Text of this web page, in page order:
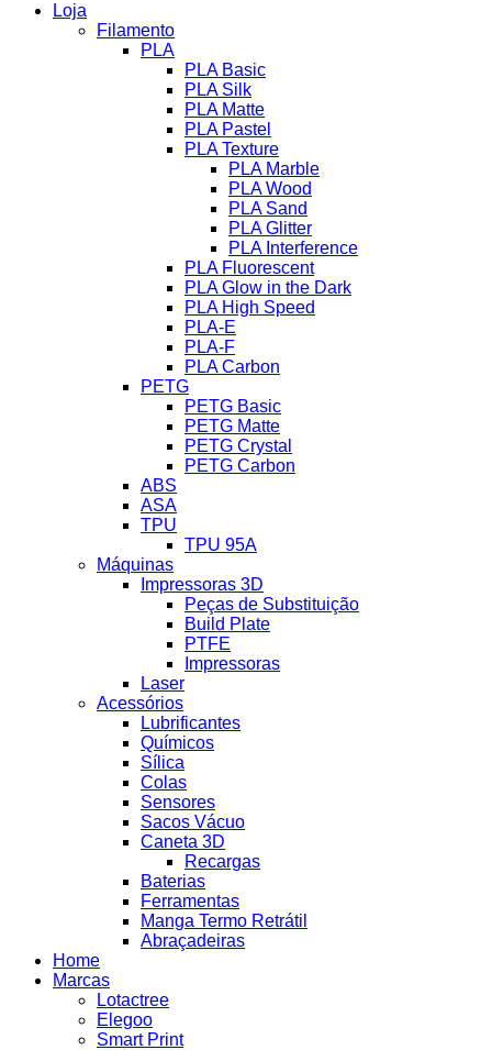
Loja
Filamento
PLA
PLA Basic
PLA Silk
PLA Matte
PLA Pastel
PLA Texture
PLA Marble
PLA Wood
PLA Sand
PLA Glitter
PLA Interference
PLA Fluorescent
PLA Glow in the Dark
PLA High Speed
PLA-E
PLA-F
PLA Carbon
PETG
PETG Basic
PETG Matte
PETG Crystal
PETG Carbon
ABS
ASA
TPU
TPU 95A
Máquinas
Impressoras 3D
Peças de Substituição
Build Plate
PTFE
Impressoras
Laser
Acessórios
Lubrificantes
Químicos
Sílica
Colas
Sensores
Sacos Vácuo
Caneta 3D
Recargas
Baterias
Ferramentas
Manga Termo Retrátil
Abraçadeiras
Home
Marcas
Lotactree
Elegoo
Smart Print